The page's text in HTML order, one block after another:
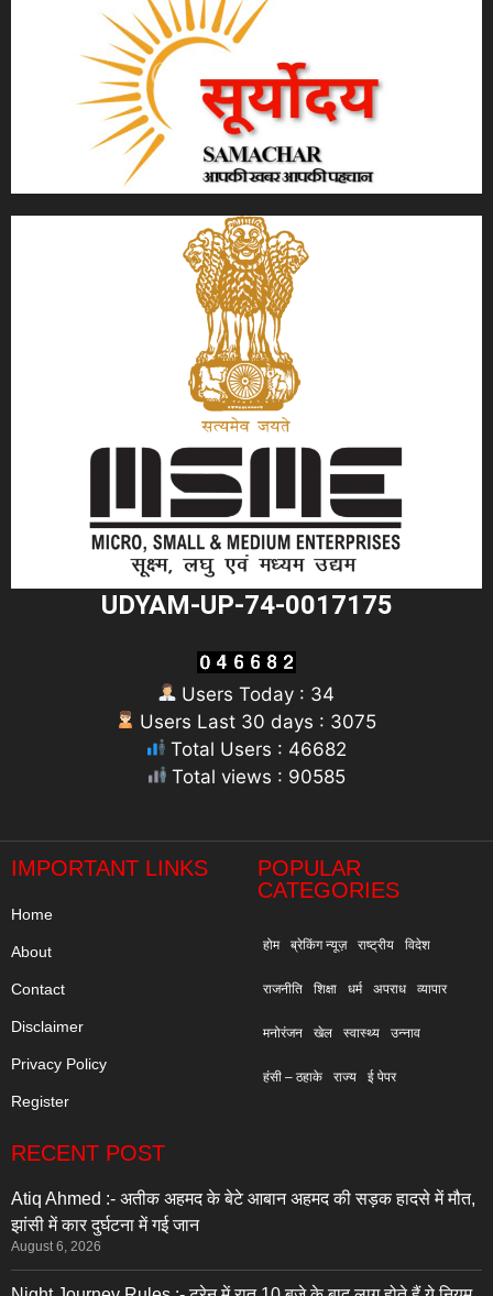
UDYAM-UP-74-0017175
Users Today : 34
Users Last 30 days : 3075
Total Users : 46682
Total views : 90585
IMPORTANT LINKS
Home
About
Contact
Disclaimer
Privacy Policy
Register
POPULAR
CATEGORIES
होम ब्रेकिंग न्यूज़ राष्ट्रीय विदेश
राजनीति शिक्षा धर्म अपराध व्यापार
मनोरंजन खेल स्वास्थ्य उन्नाव
हंसी – ठहाके राज्य ई पेपर
RECENT POST
Atiq Ahmed :- अतीक अहमद के बेटे आबान अहमद की सड़क हादसे में मौत,
झांसी में कार दुर्घटना में गई जान
August 6, 2026